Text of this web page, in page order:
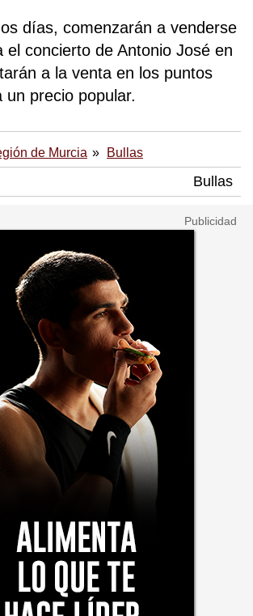
días, comenzarán a venderse
el concierto de Antonio José en
a la venta en los puntos
un precio popular.
de Murcia Bullas
Bullas